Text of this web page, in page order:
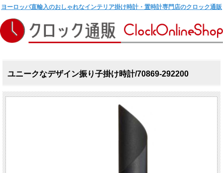
ヨーロッパ直輸入のおしゃれなインテリア掛け時計・置時計専門店のクロック通販
ユニークなデザイン振り子掛け時計/70869-292200